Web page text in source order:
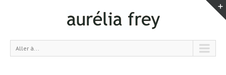
Aller à...